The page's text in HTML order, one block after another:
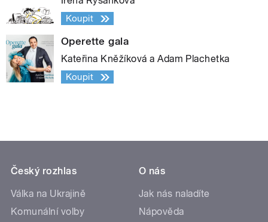
Koupit
Operette gala
Kateřina Kněžíková a Adam Plachetka
Koupit
Český rozhlas
Válka na Ukrajině
Komunální volby
O nás
Jak nás naladíte
Nápověda